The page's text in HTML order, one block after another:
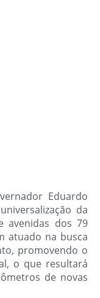
Eduardo
da
avenidas dos 79
atuado na busca
promovendo o
o que resultará
de novas